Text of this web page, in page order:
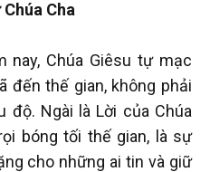
Cha
nay, Chúa Giêsu tự mạc
đến thế gian, không phải
Ngài là Lời của Chúa
bóng tối thế gian, là sự
cho những ai tin và giữ